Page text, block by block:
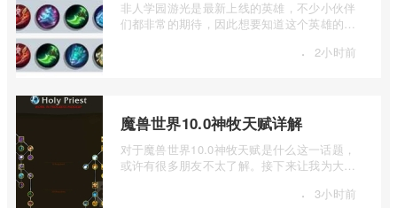
非人学园游光是最新上线的英雄，不少小伙伴
们都非常的期待，因此想要知道这个英雄的技
· 2小时前
魔兽世界10.0神牧天赋详解
对于魔兽世界10.0神牧天赋是什么这一话题，
或许有很多朋友不太了解。接下来让我为大家
· 3小时前